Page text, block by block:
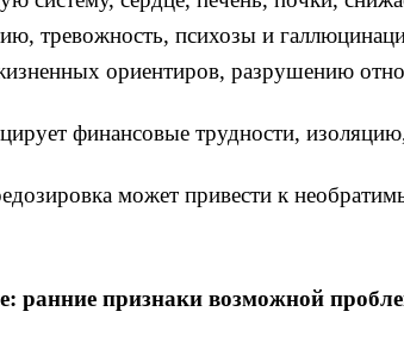
тревожность, психозы и
ориентиров, разрушению
финансовые трудности,
может привести к
ранние признаки возможной